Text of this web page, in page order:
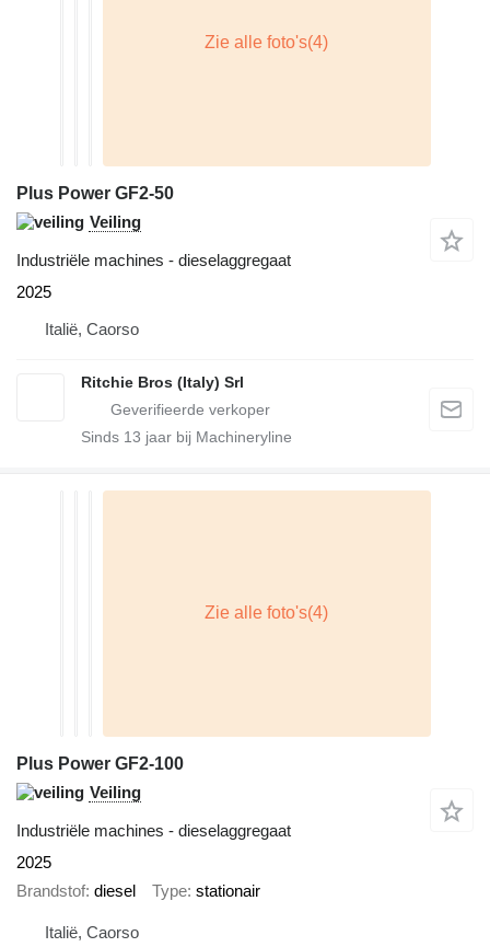
Plus Power GF2-50
Veiling
Industriële machines - dieselaggregaat
2025
Italië, Caorso
Ritchie Bros (Italy) Srl
Sinds 13 jaar bij Machineryline
Plus Power GF2-100
Veiling
Industriële machines - dieselaggregaat
2025
Brandstof diesel Type stationair
Italië, Caorso